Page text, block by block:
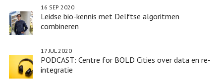
Leidse bio-kennis met Delftse algoritmen
combineren
16 SEP 2020
PODCAST: Centre for BOLD Cities over data en re-
integratie
17 JUL 2020